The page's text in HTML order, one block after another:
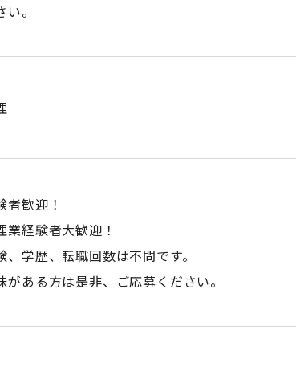
い。
者歓迎！
業経験者大歓迎！
、学歴、転職回数は不問です。
がある方は是非、ご応募ください。